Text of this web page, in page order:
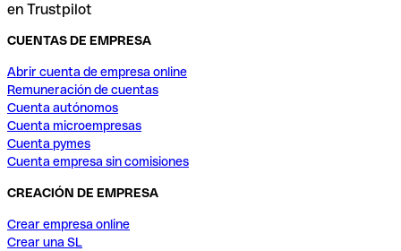
en Trustpilot
CUENTAS DE EMPRESA
Abrir cuenta de empresa online
Remuneración de cuentas
Cuenta autónomos
Cuenta microempresas
Cuenta pymes
Cuenta empresa sin comisiones
CREACIÓN DE EMPRESA
Crear empresa online
Crear una SL